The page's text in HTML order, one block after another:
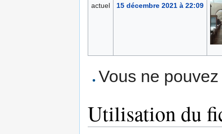
actuel
15 décembre 2021 à 22:09
Vous ne
Utilisation du